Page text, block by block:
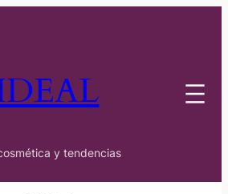
y tendencias